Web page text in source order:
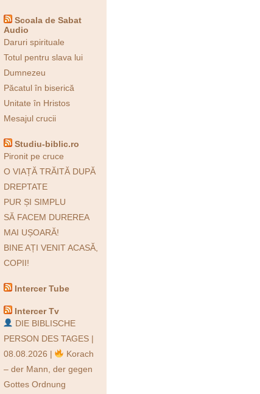
Scoala de Sabat
Audio
Daruri spirituale
Totul pentru slava lui
Dumnezeu
Păcatul în biserică
Unitate în Hristos
Mesajul crucii
Studiu-biblic.ro
Pironit pe cruce
O VIAȚĂ TRĂITĂ DUPĂ
DREPTATE
PUR ȘI SIMPLU
SĂ FACEM DUREREA
MAI UȘOARĂ!
BINE AȚI VENIT ACASĂ,
COPII!
Intercer Tube
Intercer Tv
DIE BIBLISCHE
PERSON DES TAGES |
08.08.2026 |
Korach
– der Mann, der gegen
Gottes Ordnung